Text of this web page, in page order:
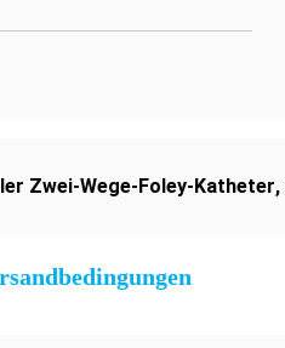
Zwei-Wege-Foley-Katheter,